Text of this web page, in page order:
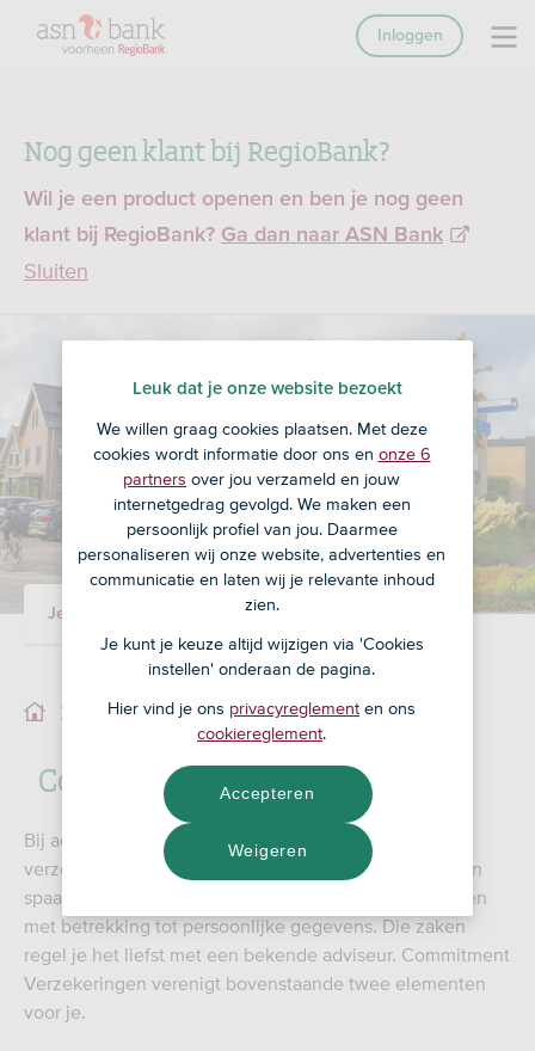
Nog geen klant bij RegioBank?
Wil je een product openen en ben je nog geen
klant bij RegioBank? Ga dan naar ASN Bank
Sluiten
Inloggen
Je adviseur Ons team
Ons team
Commitment Verzekeringen
Bij advisering over financiële producten ( o.a.
verzekeringen, hypotheken, privé-pensioen, betaal- en
spaarrekeningen) gaat het om vakkennis en vertrouwen
met betrekking tot persoonlijke gegevens. Die zaken
regel je het liefst met een bekende adviseur. Commitment
Verzekeringen verenigt bovenstaande twee elementen
voor je.
Leuk dat je onze website bezoekt
We willen graag cookies plaatsen. Met deze
cookies wordt informatie door ons en onze 6
partners over jou verzameld en jouw
internetgedrag gevolgd. We maken een
persoonlijk profiel van jou. Daarmee
personaliseren wij onze website, advertenties en
communicatie en laten wij je relevante inhoud
zien.
Je kunt je keuze altijd wijzigen via 'Cookies
instellen' onderaan de pagina.
Hier vind je ons privacyreglement en ons
cookiereglement.
Weigeren
Accepteren